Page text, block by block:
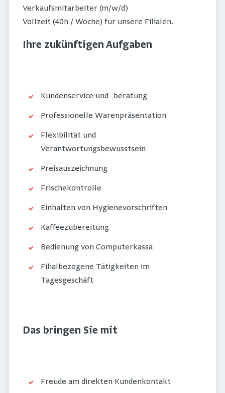
Verkaufsmitarbeiter (m/w/d)
Vollzeit (40h / Woche) für unsere Filialen.
Ihre zukünftigen Aufgaben
Kundenservice und -beratung
Professionelle Warenpräsentation
Flexibilität und
Verantwortungsbewusstsein
Preisauszeichnung
Frischekontrolle
Einhalten von Hygienevorschriften
Kaffeezubereitung
Bedienung von Computerkassa
Filialbezogene Tätigkeiten im
Tagesgeschäft
Das bringen Sie mit
Freude am direkten Kundenkontakt